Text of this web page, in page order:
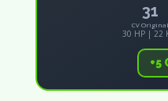
31
CV Original
30 HP | 22
+5